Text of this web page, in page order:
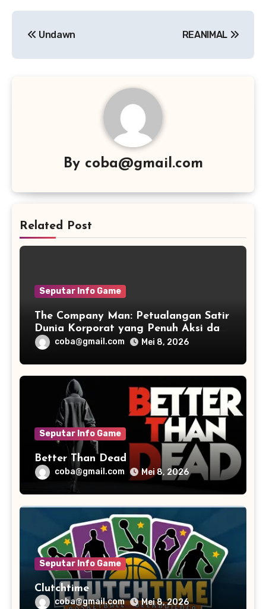
Undawn REANIMAL
By coba@gmail.com
Related Post
Seputar Info Game
The Company Man: Petualangan Satir
Dunia Korporat yang Penuh Aksi dan
Humorcoba@gmail.com Mei 8, 2026
Seputar Info Game
Better Than Dead
coba@gmail.com Mei 8, 2026
Seputar Info Game
Clutchtime
coba@gmail.com Mei 8, 2026